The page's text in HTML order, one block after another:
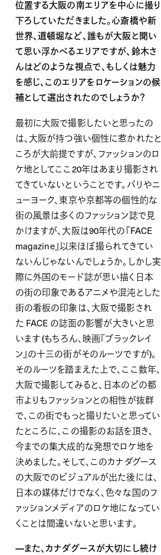
位置する大阪の南エリアを中心に撮り
下ろしていただきました。心斎橋や新
世界、道頓堀など、誰もが大阪と聞い
て思い浮かべるエリアですが、鈴木さ
んはどのような視点で、もしくは魅力
を感じ、このエリアをロケーションの候
補として選出されたのでしょうか？
最初に大阪で撮影したいと思ったの
は、大阪が持つ強い個性に惹かれたと
ころが大前提ですが、ファッションのロ
ケ地としてここ20年はあまり撮影され
てきていないということです。パリやニ
ューヨーク、東京や京都等の個性的な
街の風景は多くのファッション誌で見
かけますが、大阪は90年代の『FACE
magazine』以来ほぼ撮られてきてい
ないんじゃないんでしょうか。しかし実
際に外国のモード誌が思い描く日本
の街の印象であるアニメや混沌とした
街の看板の印象は、大阪で撮影され
た FACE の誌面の影響が大きいと思
います(もちろん、映画『ブラックレイ
ン』の十三の街がそのルーツですが)。
そのルーツを踏まえた上で、ここ数年、
大阪で撮影してみると、日本のどの都
市よりもファッションとの相性が抜群
で、この街でもっと撮りたいと思ってい
たところに、この撮影のお話を頂き、
今までの集大成的な発想でロケ地を
決めました。そして、このカナダグース
の大阪でのビジュアルが出た後には、
日本の媒体だけでなく、色々な国のフ
ァッションメディアのロケ地になってい
くことは間違いないと思います。
—また、カナダグースが大切にし続け